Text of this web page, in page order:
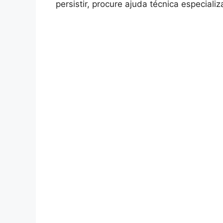
persistir, procure ajuda técnica